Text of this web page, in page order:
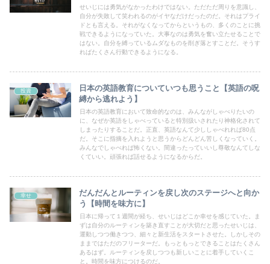
せいじには勇気がなかったわけではない。ただただ周りを意識し、
自分が失敗して笑われるのがイヤなだけだったのだ。それはプライ
ドとも言える。それがなくなってからというもの、多くのことに挑
戦できるようになっていた。大事なのは勇気を奮い立たせることで
はない。自分を縛っているムダなものを削ぎ落とすことだ。そうす
ればたくさん行動できるようになる。
投資
日本の英語教育についていつも思うこと【英語の呪
縛から逃れよう】
日本の英語教育において致命的なのは、みんながしゃべりたいの
に、なぜか英語をしゃべっていると特別扱いされたり神格化されて
しまったりすることだ。正直、英語なんて少ししゃべれれば80点
だ。そこに指摘を入れようと思うからどんどん苦しくなっていく。
みんなでしゃべれば怖くない。間違ったっていいし尊敬なんてしな
くていい。頑張れば話せるようになるからだ。
幸せ
だんだんとルーティンを戻し次のステージへと向か
う【時間を味方に】
日本に帰って１週間が経ち、せいじはどこか幸せを感じていた。ま
ずは自分のルーティンを築き直すことが大切だと思ったせいじは、
運動しつつ働きつつ、細々と新生活をスタートさせた。しかしその
ままではただのフリーターだ。もっともっとできることはたくさん
あるはず。ルーティンを戻しつつも新しいことに着手していくこ
と。時間を味方につけるのだ。